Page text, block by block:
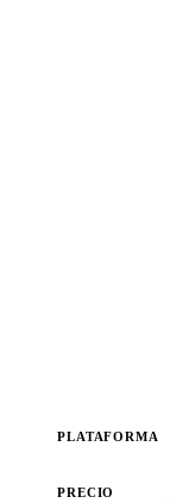
PLATAFORMA
PRECIO